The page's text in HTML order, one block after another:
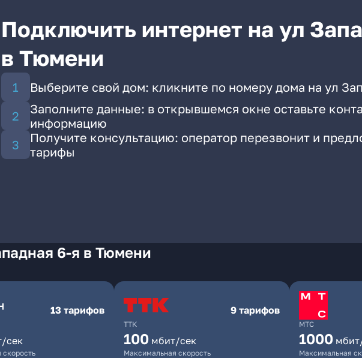
Подключить интернет на ул
в Тюмени
Выберите свой дом: кликните по номеру дома на ул
Заполните данные: в открывшемся окне оставьте
информацию
Получите консультацию: оператор перезвонит и
тарифы
6-я в Тюмени
13 тарифов
сек
ТТК
9 тарифов
100 мбит/сек
Максимальная скорость
МТС
1000
Максимальная